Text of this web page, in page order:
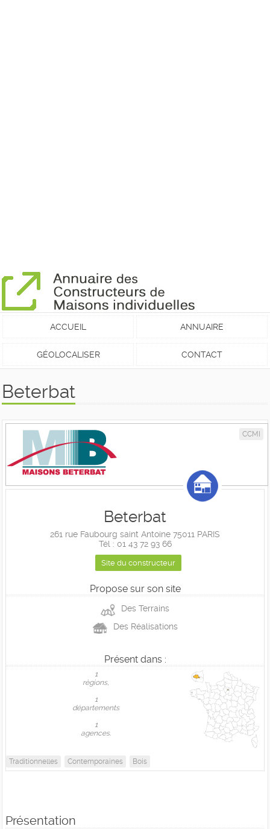
ACCUEIL ANNUAIRE
GÉOLOCALISER CONTACT
Beterbat
CCMI
Beterbat
261 rue Faubourg saint Antoine 75011 PARIS
Tél : 01 43 72 93 66
Site du constructeur
Propose sur son site
Des Terrains
Des Réalisations
Présent dans :
1
règions,
1
départements
1
agences.
Traditionnelles Contemporaines Bois
Présentation